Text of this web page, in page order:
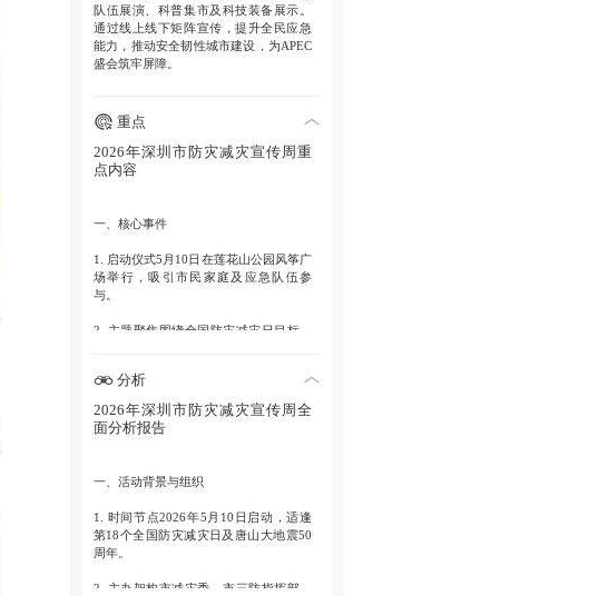
队伍展演、科普集市及科技装备展示。
通过线上线下矩阵宣传，提升全民应急
能力，推动安全韧性城市建设，为APEC
盛会筑牢屏障。
重点
2026年深圳市防灾减灾宣传周重
点内容
一、核心事件
1. 启动仪式5月10日在莲花山公园风筝广
场举行，吸引市民家庭及应急队伍参
与。
2. 主题聚焦围绕全国防灾减灾日目标，
二、关键环节
1. 队伍展演罗湖区应急处置大队等20支
2. 互动体验心肺复苏、灭火器使用等实
3. 科技展示防灾科技装备如救援机器狗
亮相，体现科技对城市安全的保障。
分析
2026年深圳市防灾减灾宣传周全
面分析报告
一、活动背景与组织
1. 时间节点2026年5月10日启动，适逢
第18个全国防灾减灾日及唐山大地震50
周年。
2. 主办架构市减灾委、市三防指挥部、